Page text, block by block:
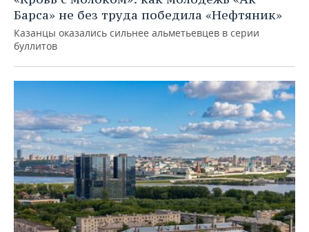
Барса» не без труда победила «Нефтяник»
Казанцы оказались сильнее альметьевцев в серии
буллитов